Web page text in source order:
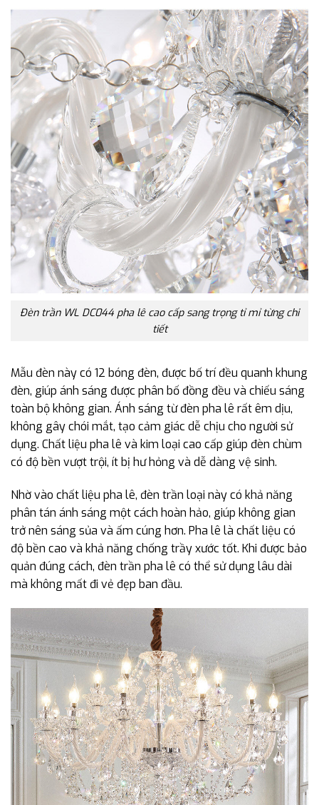
Đèn trần WL DC044 pha lê cao cấp sang trọng tỉ mỉ từng chi
tiết
Mẫu đèn này có 12 bóng đèn, được bố trí đều quanh khung
đèn, giúp ánh sáng được phân bố đồng đều và chiếu sáng
toàn bộ không gian. Ánh sáng từ đèn pha lê rất êm dịu,
không gây chói mắt, tạo cảm giác dễ chịu cho người sử
dụng. Chất liệu pha lê và kim loại cao cấp giúp đèn chùm
có độ bền vượt trội, ít bị hư hỏng và dễ dàng vệ sinh.
Nhờ vào chất liệu pha lê, đèn trần loại này có khả năng
phân tán ánh sáng một cách hoàn hảo, giúp không gian
trở nên sáng sủa và ấm cúng hơn. Pha lê là chất liệu có
độ bền cao và khả năng chống trầy xước tốt. Khi được bảo
quản đúng cách, đèn trần pha lê có thể sử dụng lâu dài
mà không mất đi vẻ đẹp ban đầu.